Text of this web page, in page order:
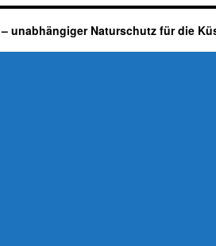
unabhängiger Naturschutz für die